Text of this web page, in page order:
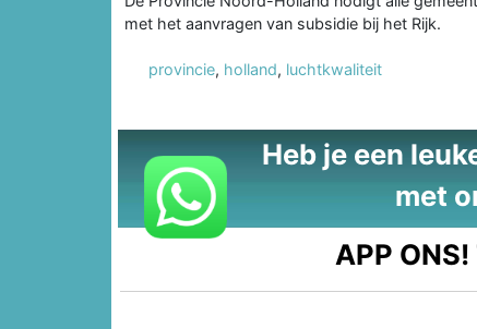
met het aanvragen van subsidie bij het Rijk.
provincie, holland, luchtkwaliteit
Heb je een
met
APP ONS!